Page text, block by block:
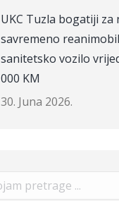
UKC Tuzla bogatiji za
savremeno
sanitetsko vozilo
000 KM
30. Juna 2026.